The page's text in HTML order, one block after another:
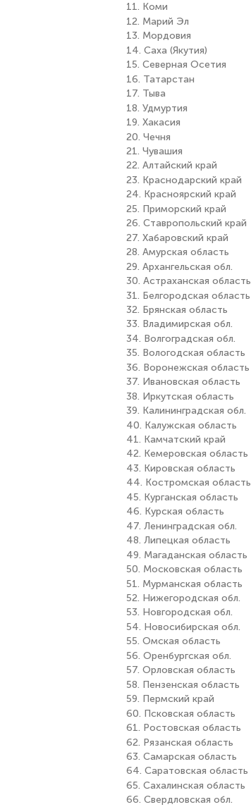
11. Коми
12. Марий Эл
13. Мордовия
14. Саха (Якутия)
15. Северная Осетия
16. Татарстан
17. Тыва
18. Удмуртия
19. Хакасия
20. Чечня
21. Чувашия
22. Алтайский край
23. Краснодарский край
24. Красноярский край
25. Приморский край
26. Ставропольский край
27. Хабаровский край
28. Амурская область
29. Архангельская обл.
30. Астраханская область
31. Белгородская область
32. Брянская область
33. Владимирская обл.
34. Волгоградская обл.
35. Вологодская область
36. Воронежская область
37. Ивановская область
38. Иркутская область
39. Калининградская обл.
40. Калужская область
41. Камчатский край
42. Кемеровская область
43. Кировская область
44. Костромская область
45. Курганская область
46. Курская область
47. Ленинградская обл.
48. Липецкая область
49. Магаданская область
50. Московская область
51. Мурманская область
52. Нижегородская обл.
53. Новгородская обл.
54. Новосибирская обл.
55. Омская область
56. Оренбургская обл.
57. Орловская область
58. Пензенская область
59. Пермский край
60. Псковская область
61. Ростовская область
62. Рязанская область
63. Самарская область
64. Саратовская область
65. Сахалинская область
66. Свердловская обл.